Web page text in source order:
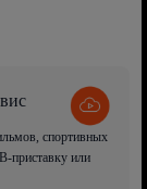
спортивных
приставку или